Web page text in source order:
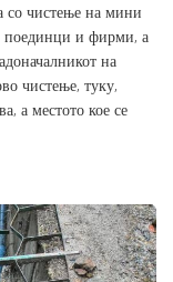
со чистење на мини
поединци и фирми, а
на
чистење, туку,
а местото кое се